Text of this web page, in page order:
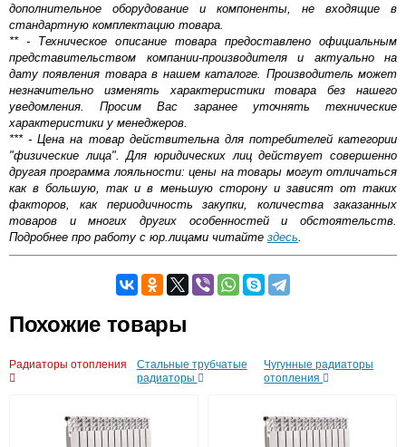
дополнительное оборудование и компоненты, не входящие в
стандартную комплектацию товара.
** - Техническое описание товара предоставлено официальным
представительством компании-производителя и актуально на
дату появления товара в нашем каталоге. Производитель может
незначительно изменять характеристики товара без нашего
уведомления. Просим Вас заранее уточнять технические
характеристики у менеджеров.
*** - Цена на товар действительна для потребителей категории
"физические лица". Для юридических лиц действует совершенно
другая программа лояльности: цены на товары могут отличаться
как в большую, так и в меньшую сторону и зависят от таких
факторов, как периодичность закупки, количества заказанных
товаров и многих других особенностей и обстоятельств.
Подробнее про работу с юр.лицами читайте здесь.
Оставьте отзыв
Доставка сантехники по Москве и Московской области
Возможные способы оплаты:
Наличный расчёт
времени
Банковской картой при получении товара как при
Похожие товары
Радиаторы отопления
Стальные трубчатые
радиаторы
Чугунные радиаторы
отопления